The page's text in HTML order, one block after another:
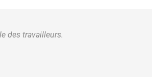
des travailleurs.